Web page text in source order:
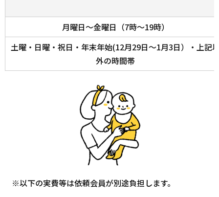
月曜日～金曜日（7時～19時）
土曜・日曜・祝日・年末年始(12月29日～1月3日）・上記
外の時間帯
※以下の実費等は依頼会員が別途負担します。